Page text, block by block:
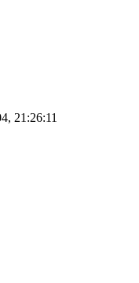
21:26:11